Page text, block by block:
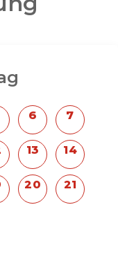
pulsierende
von Han-
aufbauen.
führt dazu, dass
sich
mehr Han-
Uiguren (sowie
und